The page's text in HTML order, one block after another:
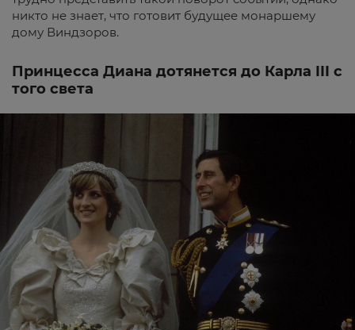
никто не знает, что готовит будущее монаршему
дому Виндзоров.
Принцесса Диана дотянется до Карла III с
того света